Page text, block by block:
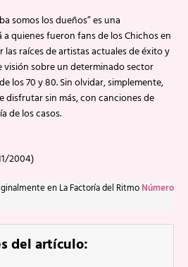
somos los dueños” es una
quienes fueron fans de los Chichos en
raíces de artistas actuales de éxito y
sobre un determinado sector
los 70 y 80. Sin olvidar, simplemente,
disfrutar sin más, con canciones de
de los casos.
2004)
en La Factoría del Ritmo Número
del artículo: